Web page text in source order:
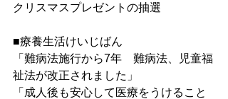
クリスマスプレゼントの抽選
■療養生活けいじばん
「難病法施行から7年　難病法、児童福
祉法が改正されました」
「成人後も安心して医療をうけること